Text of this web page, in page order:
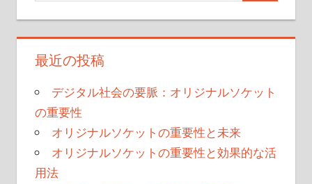
ビ
ゲ
ー
シ
ョ
ン
最近の投稿
デジタル社会の要脈：オリジナルソケット
の重要性
オリジナルソケットの重要性と未来
オリジナルソケットの重要性と効果的な活
用法